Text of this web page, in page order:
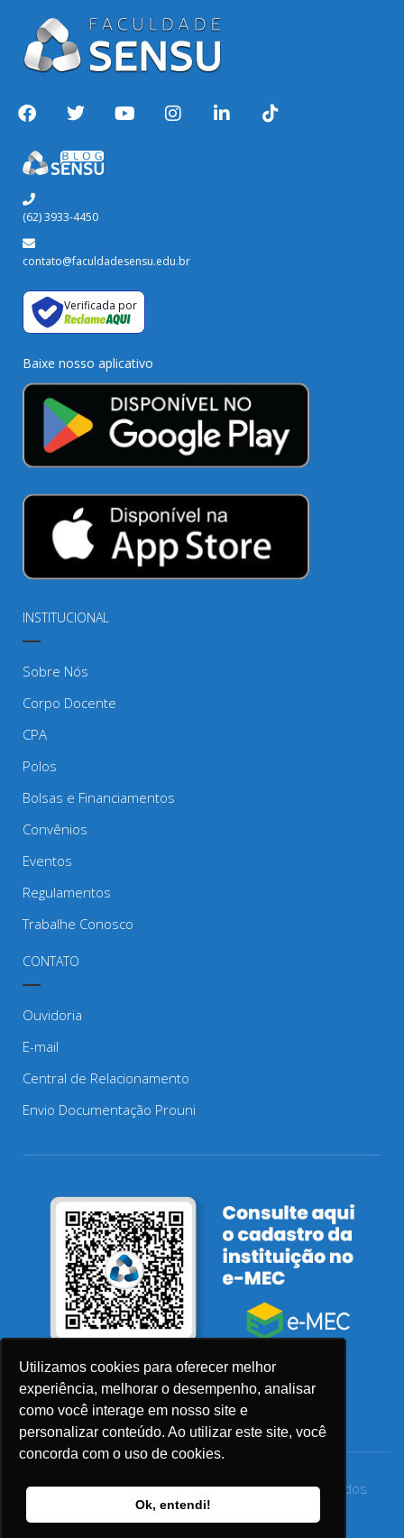
Utilizamos cookies para oferecer melhor
experiência, melhorar o desempenho, analisar
como você interage em nosso site e
personalizar conteúdo. Ao utilizar este site, você
concorda com o uso de cookies.
Ok, entendi!
(62) 3933-4450
contato@faculdadesensu.edu.br
Verificada por
Baixe nosso aplicativo
INSTITUCIONAL
Sobre Nós
Corpo Docente
CPA
Polos
Bolsas e Financiamentos
Convênios
Eventos
Regulamentos
Trabalhe Conosco
CONTATO
Ouvidoria
E-mail
Central de Relacionamento
Envio Documentação Prouni
© 2026 Faculdade Sensu – Todos os direitos reservados
Privacidade